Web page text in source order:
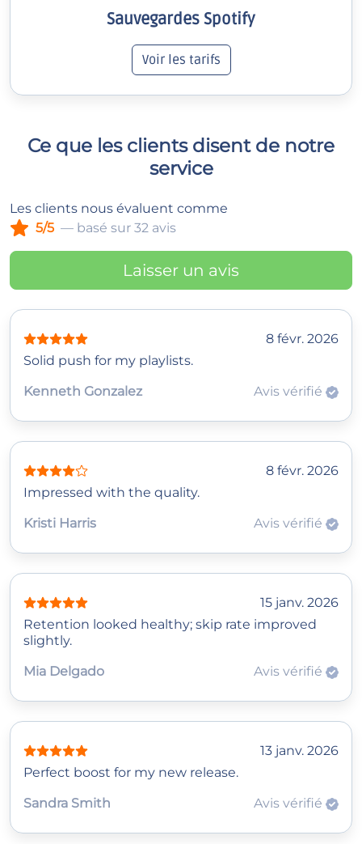
Sauvegardes Spotify
Voir les tarifs
Ce que les clients disent de notre
service
Les clients nous évaluent comme
5/5 — basé sur 32 avis
Laisser un avis
8 févr. 2026
Solid push for my playlists.
Kenneth Gonzalez
Avis vérifié
8 févr. 2026
Impressed with the quality.
Kristi Harris
Avis vérifié
15 janv. 2026
Retention looked healthy; skip rate improved
slightly.
Mia Delgado
Avis vérifié
13 janv. 2026
Perfect boost for my new release.
Sandra Smith
Avis vérifié